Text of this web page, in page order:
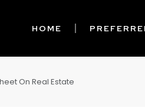
HOME
On Real Estate